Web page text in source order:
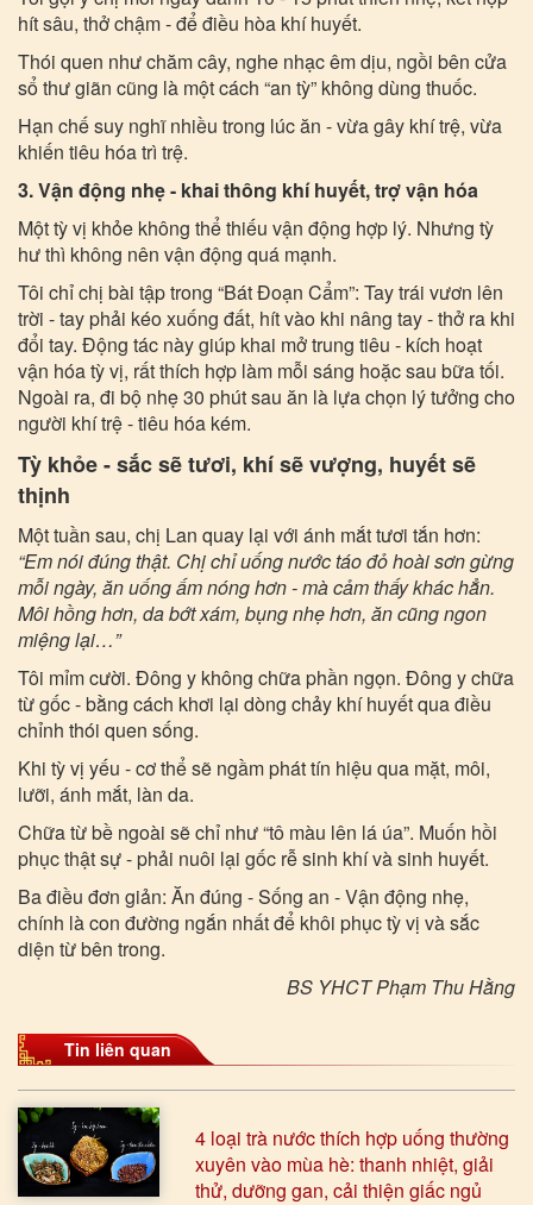
hít sâu, thở chậm - để điều hòa khí huyết.
Thói quen như chăm cây, nghe nhạc êm dịu, ngồi bên cửa
sổ thư giãn cũng là một cách “an tỳ” không dùng thuốc.
Hạn chế suy nghĩ nhiều trong lúc ăn - vừa gây khí trệ, vừa
khiến tiêu hóa trì trệ.
3. Vận động nhẹ - khai thông khí huyết, trợ vận hóa
Một tỳ vị khỏe không thể thiếu vận động hợp lý. Nhưng tỳ
hư thì không nên vận động quá mạnh.
Tôi chỉ chị bài tập trong “Bát Đoạn Cẩm”: Tay trái vươn lên
trời - tay phải kéo xuống đất, hít vào khi nâng tay - thở ra khi
đổi tay. Động tác này giúp khai mở trung tiêu - kích hoạt
vận hóa tỳ vị, rất thích hợp làm mỗi sáng hoặc sau bữa tối.
Ngoài ra, đi bộ nhẹ 30 phút sau ăn là lựa chọn lý tưởng cho
người khí trệ - tiêu hóa kém.
Tỳ khỏe - sắc sẽ tươi, khí sẽ vượng, huyết sẽ
thịnh
Một tuần sau, chị Lan quay lại với ánh mắt tươi tắn hơn:
“Em nói đúng thật. Chị chỉ uống nước táo đỏ hoài sơn gừng
mỗi ngày, ăn uống ấm nóng hơn - mà cảm thấy khác hẳn.
Môi hồng hơn, da bớt xám, bụng nhẹ hơn, ăn cũng ngon
miệng lại…”
Tôi mỉm cười. Đông y không chữa phần ngọn. Đông y chữa
từ gốc - bằng cách khơi lại dòng chảy khí huyết qua điều
chỉnh thói quen sống.
Khi tỳ vị yếu - cơ thể sẽ ngầm phát tín hiệu qua mặt, môi,
lưỡi, ánh mắt, làn da.
Chữa từ bề ngoài sẽ chỉ như “tô màu lên lá úa”. Muốn hồi
phục thật sự - phải nuôi lại gốc rễ sinh khí và sinh huyết.
Ba điều đơn giản: Ăn đúng - Sống an - Vận động nhẹ,
chính là con đường ngắn nhất để khôi phục tỳ vị và sắc
diện từ bên trong.
BS YHCT Phạm Thu Hằng
Tin liên quan
4 loại trà nước thích hợp uống thường
xuyên vào mùa hè: thanh nhiệt, giải
thử, dưỡng gan, cải thiện giấc ngủ